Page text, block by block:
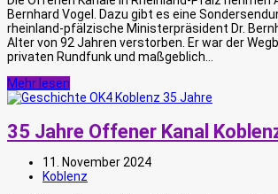
Bernhard Vogel. Dazu gibt es eine
rheinland-pfälzische Ministerpräsident Dr.
Alter von 92 Jahren verstorben. Er war der
privaten Rundfunk und maßgeblich…
Mehr lesen
35 Jahre Offener Kanal
11. November 2024
Koblenz